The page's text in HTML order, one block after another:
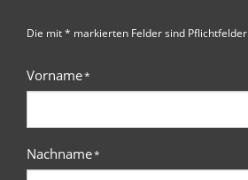
Die mit * markierten Felder sind Pflichtfelder
Vorname*
Nachname*